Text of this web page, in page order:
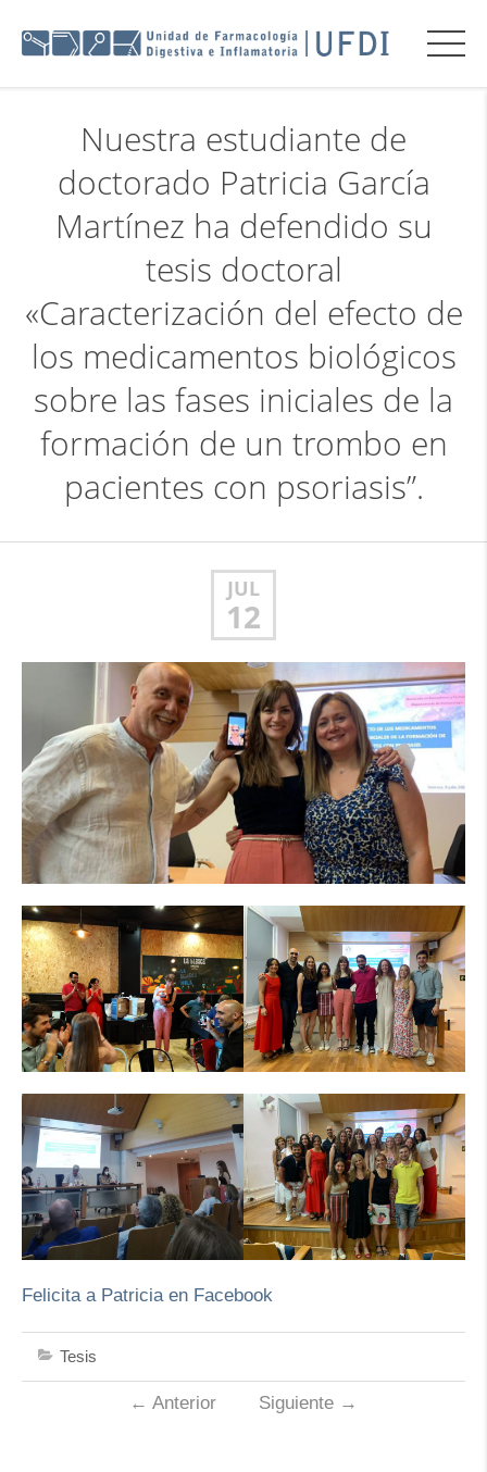
Nuestra estudiante de
doctorado Patricia García
Martínez ha defendido su
tesis doctoral
«Caracterización del efecto de
los medicamentos biológicos
sobre las fases iniciales de la
formación de un trombo en
pacientes con psoriasis”.
JUL
12
Felicita a Patricia en Facebook
Tesis
← Anterior Siguiente →